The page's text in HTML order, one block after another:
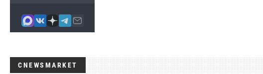
CNEWSMARKET